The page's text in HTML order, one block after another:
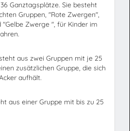
Ganztagsplätze. Sie besteht
Gruppen, "Rote Zwergen",
Zwerge ", für Kinder im
aus zwei Gruppen mit je 25
zusätzlichen Gruppe, die sich
aufhält.
aus einer Gruppe mit bis zu 25